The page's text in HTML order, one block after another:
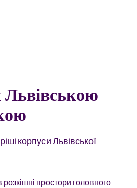
Львівською
корпуси Львівської
простори головного